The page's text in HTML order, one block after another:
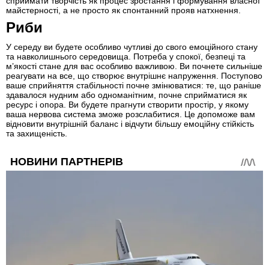
майстерності, а не просто як спонтанний прояв натхнення.
Риби
У середу ви будете особливо чутливі до свого емоційного стану
та навколишнього середовища. Потреба у спокої, безпеці та
м’якості стане для вас особливо важливою. Ви почнете сильніше
реагувати на все, що створює внутрішнє напруження. Поступово
ваше сприйняття стабільності почне змінюватися: те, що раніше
здавалося нудним або одноманітним, почне сприйматися як
ресурс і опора. Ви будете прагнути створити простір, у якому
ваша нервова система зможе розслабитися. Це допоможе вам
відновити внутрішній баланс і відчути більшу емоційну стійкість
та захищеність.